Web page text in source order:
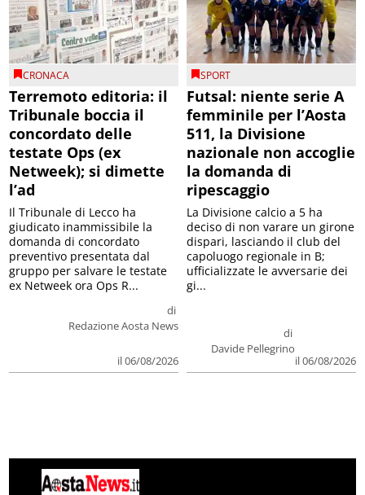
CRONACA
Terremoto editoria: il
Tribunale boccia il
concordato delle
testate Ops (ex
Netweek); si dimette
l’ad
di
Redazione Aosta News
il 06/08/2026
Il Tribunale di Lecco ha
giudicato inammissibile la
domanda di concordato
preventivo presentata dal
gruppo per salvare le testate
ex Netweek ora Ops R...
SPORT
Futsal: niente serie A
femminile per l’Aosta
511, la Divisione
nazionale non accoglie
la domanda di
ripescaggio
di
Davide Pellegrino
il 06/08/2026
La Divisione calcio a 5 ha
deciso di non varare un girone
dispari, lasciando il club del
capoluogo regionale in B;
ufficializzate le avversarie dei
gi...